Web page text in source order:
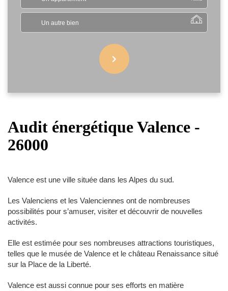
Un autre bien
Audit énergétique Valence -
26000
Valence est une ville située dans les Alpes du sud.
Les Valenciens et les Valenciennes ont de nombreuses
possibilités pour s’amuser, visiter et découvrir de nouvelles
activités.
Elle est estimée pour ses nombreuses attractions touristiques,
telles que le musée de Valence et le château Renaissance situé
sur la Place de la Liberté.
Valence est aussi connue pour ses efforts en matière